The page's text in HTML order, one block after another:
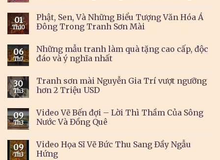
01
Th10
Phật, Sen, Và Những Biểu Tượng Văn Hóa Á
Đông Trong Tranh Sơn Mài
06
Th7
Những mẫu tranh làm quà tặng cao cấp, độc
đáo và ý nghĩa nhất
30
Th3
Tranh sơn mài Nguyễn Gia Trí vượt ngưỡng
hơn 2 Triệu USD
09
Th3
Video Vẽ Bến đợi – Lời Thì Thầm Của Sông
Nước Và Đồng Quê
09
Th3
Video Họa Sĩ Vẽ Bức Thu Sang Đầy Ngẫu
Hứng